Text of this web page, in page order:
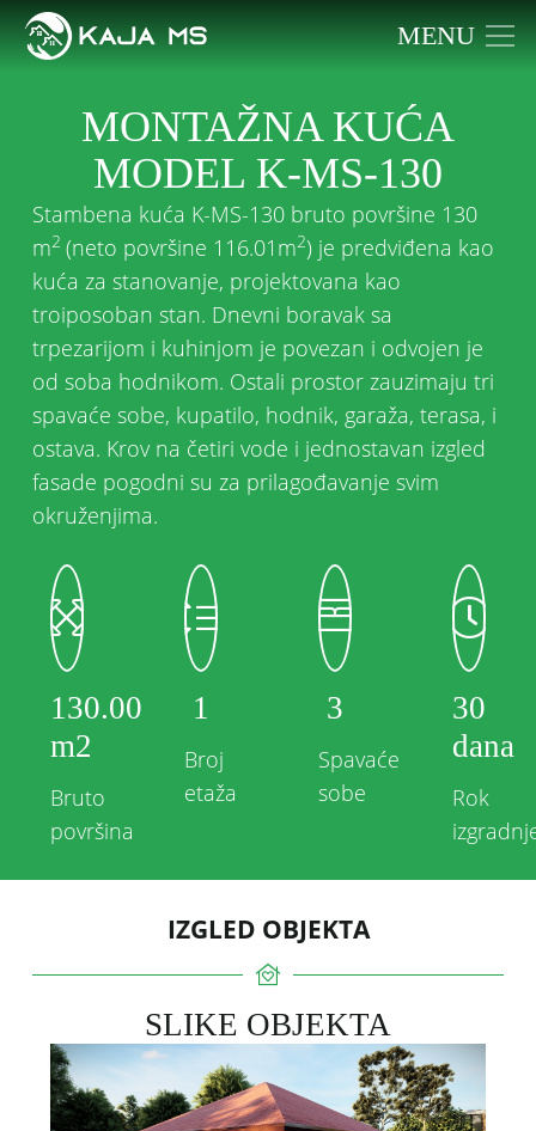
MENU
MONTAŽNA KUĆA
MODEL K-MS-130
Stambena kuća K-MS-130 bruto površine 130
m2 (neto površine 116.01m2) je predviđena kao
kuća za stanovanje, projektovana kao
troiposoban stan. Dnevni boravak sa
trpezarijom i kuhinjom je povezan i odvojen je
od soba hodnikom. Ostali prostor zauzimaju tri
spavaće sobe, kupatilo, hodnik, garaža, terasa, i
ostava. Krov na četiri vode i jednostavan izgled
fasade pogodni su za prilagođavanje svim
okruženjima.
130.00
m2
Bruto
površina
1
Broj
etaža
3
Spavaće
sobe
30
dana
Rok
IZGLED OBJEKTA
SLIKE OBJEKTA